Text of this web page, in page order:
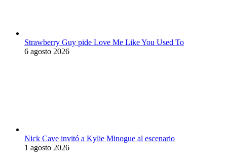
Strawberry Guy pide Love Me Like You Used To
6 agosto 2026
Nick Cave invitó a Kylie Minogue al escenario
1 agosto 2026